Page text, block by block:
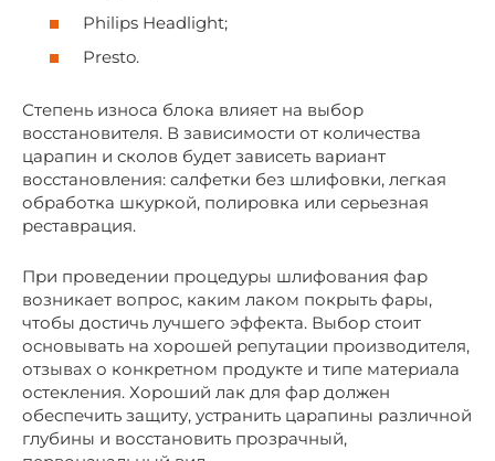
Philips Headlight;
Presto.
Степень износа блока влияет на выбор
восстановителя. В зависимости от количества
царапин и сколов будет зависеть вариант
восстановления: салфетки без шлифовки, легкая
обработка шкуркой, полировка или серьезная
реставрация.
При проведении процедуры шлифования фар
возникает вопрос, каким лаком покрыть фары,
чтобы достичь лучшего эффекта. Выбор стоит
основывать на хорошей репутации производителя,
отзывах о конкретном продукте и типе материала
остекления. Хороший лак для фар должен
обеспечить защиту, устранить царапины различной
глубины и восстановить прозрачный,